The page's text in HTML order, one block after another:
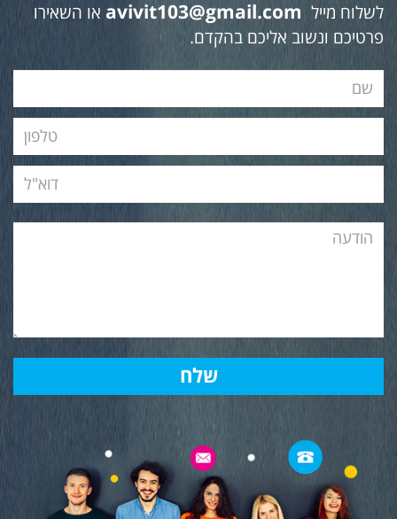
לשלוח מייל avivit103@gmail.com או השאירו
פרטיכם ונשוב אליכם בהקדם.